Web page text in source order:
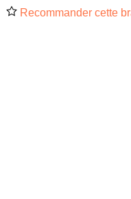
Recommander cette